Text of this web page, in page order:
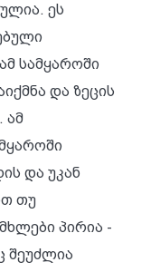
ეს
სამყაროში
და ზეცის
ამ
და უკან
თუ
პირია -
შეუძლია